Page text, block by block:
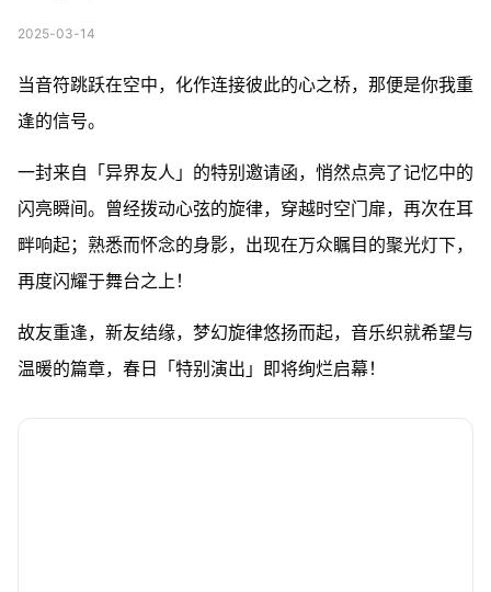
2025-03-14
当音符跳跃在空中，化作连接彼此的心之桥，那便是你我重
逢的信号。
一封来自「异界友人」的特别邀请函，悄然点亮了记忆中的
闪亮瞬间。曾经拨动心弦的旋律，穿越时空门扉，再次在耳
畔响起；熟悉而怀念的身影，出现在万众瞩目的聚光灯下，
再度闪耀于舞台之上！
故友重逢，新友结缘，梦幻旋律悠扬而起，音乐织就希望与
温暖的篇章，春日「特别演出」即将绚烂启幕！